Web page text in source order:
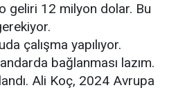
geliri 12 milyon dolar. Bu
çalışma yapılıyor.
bağlanması lazım.
Ali Koç, 2024 Avrupa